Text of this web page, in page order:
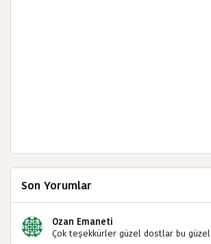
Son Yorumlar
Ozan Emaneti
Çok teşekkürler güzel dostlar bu güzel